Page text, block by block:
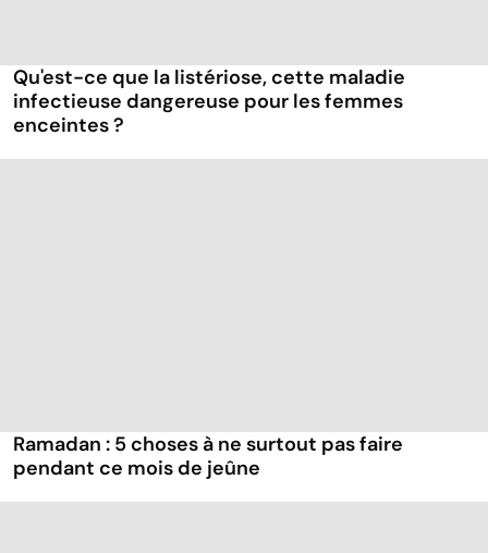
Qu'est-ce que la listériose, cette maladie
infectieuse dangereuse pour les femmes
enceintes ?
Ramadan : 5 choses à ne surtout pas faire
pendant ce mois de jeûne